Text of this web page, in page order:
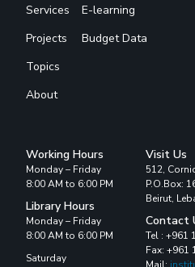
Services
Projects
Topics
About
E-learning
Budget Data
Working Hours
Monday – Friday
8:00 AM to 6:00 PM
Library Hours
Monday – Friday
8:00 AM to 6:00 PM
Saturday
Visit Us
512,
P.O.Box:
Beirut,
Contact
Tel : +961
Fax: +961